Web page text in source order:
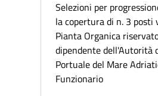
Selezioni per
la copertura di n. 3 posti
Pianta Organica
dipendente dell'Autorità
Portuale del Mare
Funzionario